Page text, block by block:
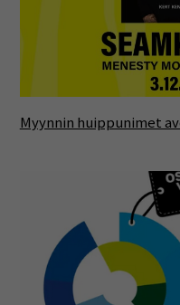
Myynnin huippunimet